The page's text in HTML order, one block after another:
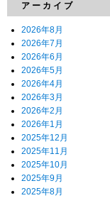
アーカイブ
2026年8月
2026年7月
2026年6月
2026年5月
2026年4月
2026年3月
2026年2月
2026年1月
2025年12月
2025年11月
2025年10月
2025年9月
2025年8月